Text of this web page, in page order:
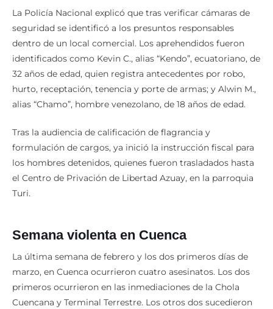
La Policía Nacional explicó que tras verificar cámaras de
seguridad se identificó a los presuntos responsables
dentro de un local comercial. Los aprehendidos fueron
identificados como Kevin C., alias “Kendo”, ecuatoriano, de
32 años de edad, quien registra antecedentes por robo,
hurto, receptación, tenencia y porte de armas; y Alwin M.,
alias “Chamo”, hombre venezolano, de 18 años de edad.
Tras la audiencia de calificación de flagrancia y
formulación de cargos, ya inició la instrucción fiscal para
los hombres detenidos, quienes fueron trasladados hasta
el Centro de Privación de Libertad Azuay, en la parroquia
Turi.
Semana violenta en Cuenca
La última semana de febrero y los dos primeros días de
marzo, en Cuenca ocurrieron cuatro asesinatos. Los dos
primeros ocurrieron en las inmediaciones de la Chola
Cuencana y Terminal Terrestre. Los otros dos sucedieron